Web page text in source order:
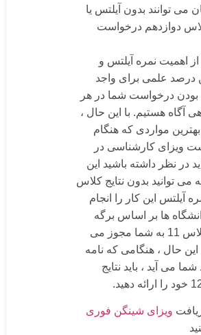
توانند بدون آیلتس یا
دوازدهم درخواست
اهمیت نمره آیلتس و
علمی برای واجد
درخواست شما در هر
آگاه هستیم. با این حال ،
مواردی که هنگام
ویزای کارشناسی در
در نظر داشته باشید این
توانید بدون نتایج کلاس
آیلتس این کار را انجام
ها بر اساس برگه
نمره کلاس 11 به شما مجوز می
حال ، هنگامی که نامه
می آید ، باید نتایج
ویزای شینگن فوری